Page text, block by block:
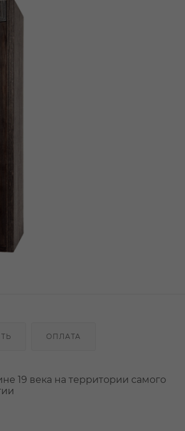
ОПЛАТА
19 века на территории самого